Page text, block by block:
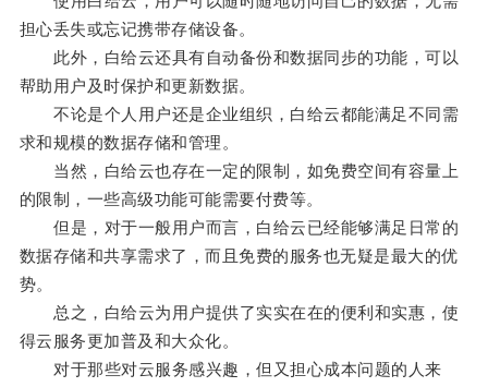
担心丢失或忘记携带存储设备。
此外，白给云还具有自动备份和数据同步的功能，可以
帮助用户及时保护和更新数据。
不论是个人用户还是企业组织，白给云都能满足不同需
求和规模的数据存储和管理。
当然，白给云也存在一定的限制，如免费空间有容量上
的限制，一些高级功能可能需要付费等。
但是，对于一般用户而言，白给云已经能够满足日常的
数据存储和共享需求了，而且免费的服务也无疑是最大的优
势。
总之，白给云为用户提供了实实在在的便利和实惠，使
得云服务更加普及和大众化。
对于那些对云服务感兴趣，但又担心成本问题的人来